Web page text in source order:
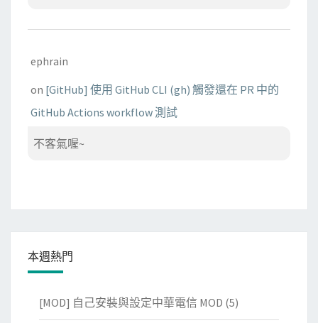
ephrain
on [GitHub] 使用 GitHub CLI (gh) 觸發還在 PR 中的
GitHub Actions workflow 測試
不客氣喔~
本週熱門
[MOD] 自己安裝與設定中華電信 MOD (5)